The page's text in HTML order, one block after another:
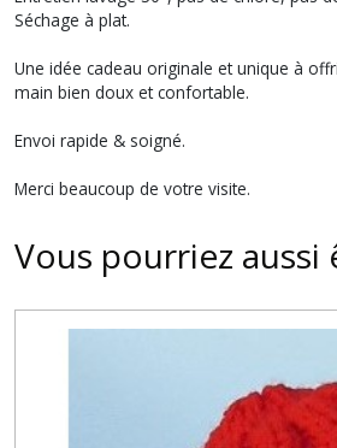
Séchage à plat.
Une idée cadeau originale et unique à
main bien doux et confortable.
Envoi rapide & soigné.
Merci beaucoup de votre visite.
Vous pourriez